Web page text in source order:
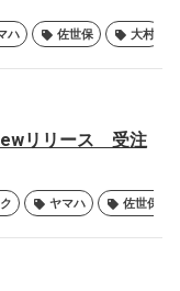
ハ 佐世保 大村
リリース 受注
ヤマハ 佐世保